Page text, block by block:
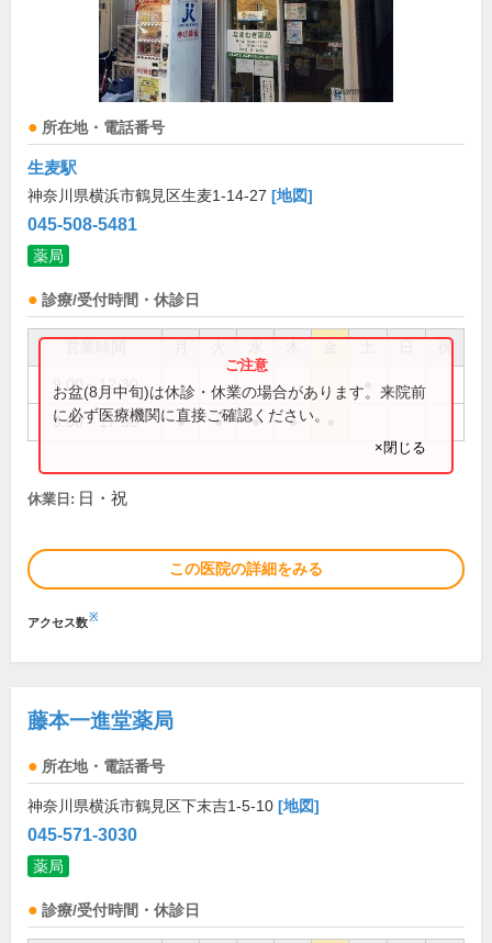
所在地・電話番号
生麦駅
神奈川県横浜市鶴見区生麦1-14-27 [地図]
045-508-5481
薬局
診療/受付時間・休診日
祝
9:00～12:30
9:00～17:30 ● ● ● ●
お盆(8月中旬)は休診・休業の場合があります。来院前
に必ず医療機関に直接ご確認ください。
×閉じる
休業日: 日・祝
この医院の詳細をみる
アクセス数※
藤本一進堂薬局
所在地・電話番号
神奈川県横浜市鶴見区下末吉1-5-10 [地図]
045-571-3030
薬局
診療/受付時間・休診日